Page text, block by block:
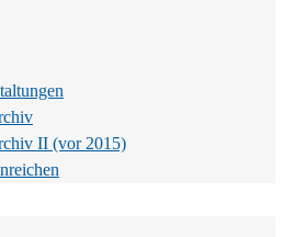
II (vor 2015)